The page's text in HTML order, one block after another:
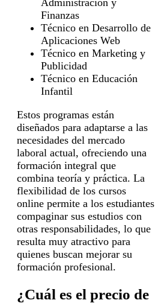
Administración y
Finanzas
Técnico en Desarrollo de
Aplicaciones Web
Técnico en Marketing y
Publicidad
Técnico en Educación
Infantil
Estos programas están
diseñados para adaptarse a las
necesidades del mercado
laboral actual, ofreciendo una
formación integral que
combina teoría y práctica. La
flexibilidad de los cursos
online permite a los estudiantes
compaginar sus estudios con
otras responsabilidades, lo que
resulta muy atractivo para
quienes buscan mejorar su
formación profesional.
¿Cuál es el precio de